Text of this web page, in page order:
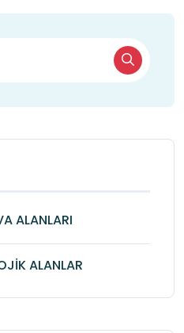
ALANLARI
ALANLAR